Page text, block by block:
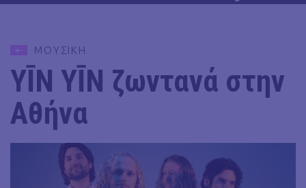
ΜΟΥΣΙΚΗ
YĪN YĪN ζωντανά στην
Αθήνα